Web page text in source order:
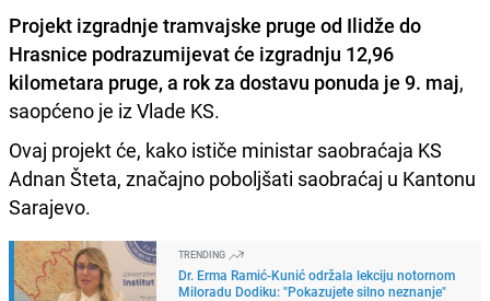
Projekt izgradnje tramvajske pruge od Ilidže do
Hrasnice podrazumijevat će izgradnju 12,96
kilometara pruge, a rok za dostavu ponuda je 9. maj,
saopćeno je iz Vlade KS.
Ovaj projekt će, kako ističe ministar saobraćaja KS
Adnan Šteta, značajno poboljšati saobraćaj u Kantonu
Sarajevo.
TRENDING
Dr. Erma Ramić-Kunić održala lekciju notornom
Miloradu Dodiku: "Pokazujete silno neznanje"